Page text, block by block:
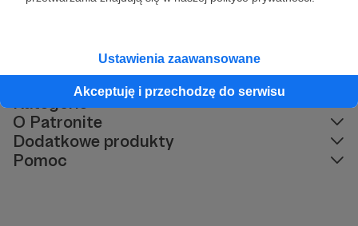
Ustawienia zaawansowane
Akceptuję i przechodzę do serwisu
Kategorie
O Patronite
Dodatkowe produkty
Pomoc